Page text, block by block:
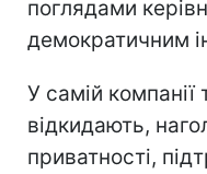
поглядами
демократичним
У самій компанії
відкидають,
приватності,